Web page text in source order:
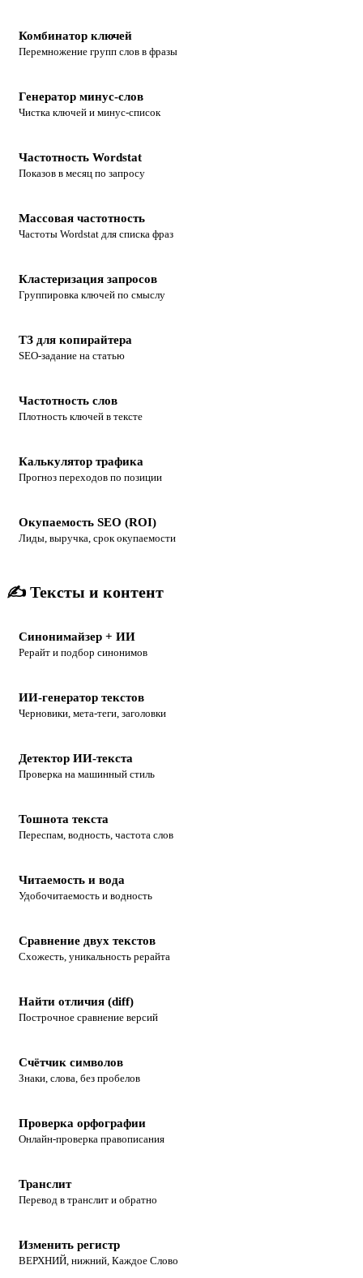
Комбинатор ключей
Перемножение групп слов в фразы
Генератор минус-слов
Чистка ключей и минус-список
Частотность Wordstat
Показов в месяц по запросу
Массовая частотность
Частоты Wordstat для списка фраз
Кластеризация запросов
Группировка ключей по смыслу
ТЗ для копирайтера
SEO-задание на статью
Частотность слов
Плотность ключей в тексте
Калькулятор трафика
Прогноз переходов по позиции
Окупаемость SEO (ROI)
Лиды, выручка, срок окупаемости
✍️ Тексты и контент
Синонимайзер + ИИ
Рерайт и подбор синонимов
ИИ-генератор текстов
Черновики, мета-теги, заголовки
Детектор ИИ-текста
Проверка на машинный стиль
Тошнота текста
Переспам, водность, частота слов
Читаемость и вода
Удобочитаемость и водность
Сравнение двух текстов
Схожесть, уникальность рерайта
Найти отличия (diff)
Построчное сравнение версий
Счётчик символов
Знаки, слова, без пробелов
Проверка орфографии
Онлайн-проверка правописания
Транслит
Перевод в транслит и обратно
Изменить регистр
ВЕРХНИЙ, нижний, Каждое Слово